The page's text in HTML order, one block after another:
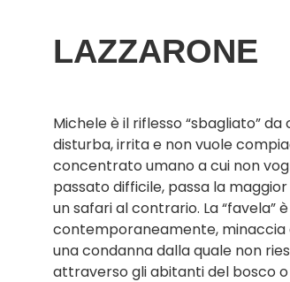
LAZZARONE
Michele è il riflesso “sbagliato”
disturba, irrita e non vuole
concentrato umano a cui non
passato difficile, passa la
un safari al contrario. La “favela”
contemporaneamente, minaccia
una condanna dalla quale non
attraverso gli abitanti del bosco